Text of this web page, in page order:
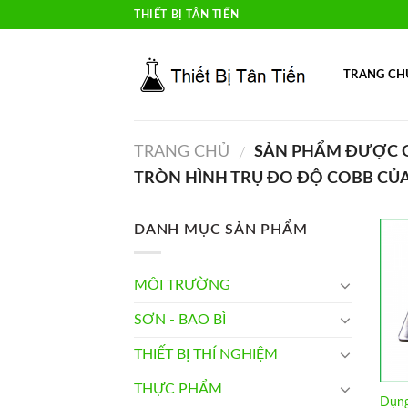
to
THIẾT BỊ TÂN TIẾN
TRANG
TRANG CHỦ / SẢN PHẨM ĐƯỢC
TRÒN HÌNH TRỤ ĐO ĐỘ COBB
DANH MỤC SẢN PHẨM
MÔI TRƯỜNG
SƠN - BAO BÌ
THIẾT BỊ THÍ NGHIỆM
THỰC PHẨM